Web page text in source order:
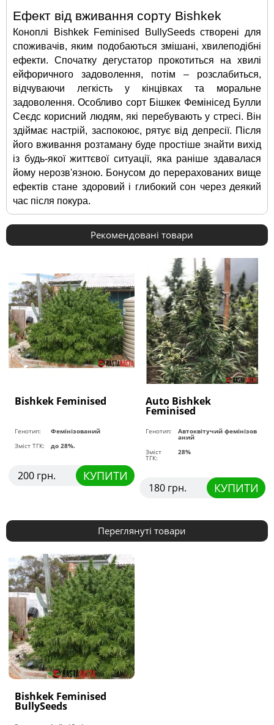
Ефект від вживання сорту Bishkek
Коноплі Bishkek Feminised BullySeeds створені для
споживачів, яким подобаються змішані, хвилеподібні
ефекти. Спочатку дегустатор прокотиться на хвилі
ейфоричного задоволення, потім – розслабиться,
відчуваючи легкість у кінцівках та моральне
задоволення. Особливо сорт Бішкек Фемінісед Булли
Сеєдс корисний людям, які перебувають у стресі. Він
здіймає настрій, заспокоює, рятує від депресії. Після
його вживання розтаману буде простіше знайти вихід
із будь-якої життєвої ситуації, яка раніше здавалася
йому нерозв'язною. Бонусом до перерахованих вище
ефектів стане здоровий і глибокий сон через деякий
час після покура.
Рекомендовані товари
Bishkek Feminised
Генотип:
Фемінізований
Зміст ТГК:
до 28%.
200 грн. КУПИТИ
Auto Bishkek
Feminised
Генотип: Автоквітучий фемінізов
аний
Зміст
ТГК:
28%
180 грн. КУПИТИ
Переглянуті товари
Bishkek Feminised
BullySeeds